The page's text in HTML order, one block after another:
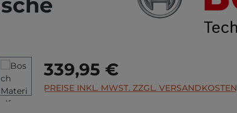
Regulärer Preis:
339,95 €
PREISE INKL. MWST. ZZGL. VERSANDKOSTEN